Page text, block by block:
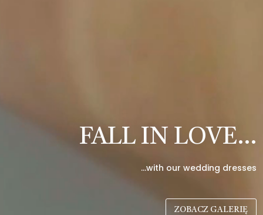
FALL IN LOVE…
…with our wedding dresses
ZOBACZ GALERIĘ